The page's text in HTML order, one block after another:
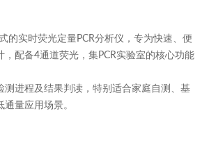
的实时荧光定量PCR分析仪，专为快速、便
配备4通道荧光，集PCR实验室的核心功能
测进程及结果判读，特别适合家庭自测、基
量应用场景。